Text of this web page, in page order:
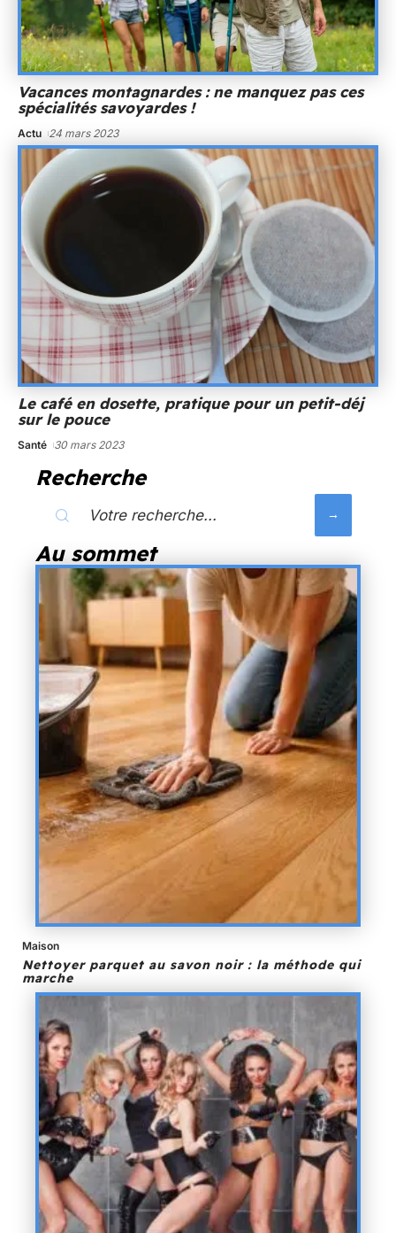
Vacances montagnardes : ne manquez pas ces
spécialités savoyardes !
Actu 24 mars 2023
Le café en dosette, pratique pour un petit-déj
sur le pouce
Santé 30 mars 2023
Recherche
Au sommet
Maison
Nettoyer parquet au savon noir : la méthode qui
marche